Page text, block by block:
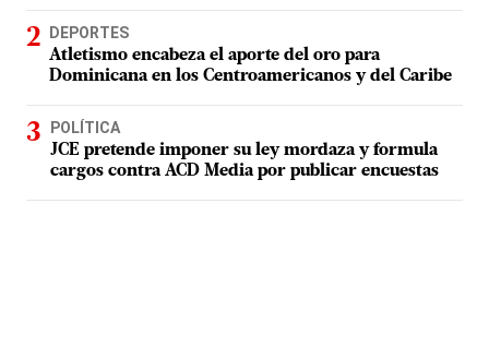
DEPORTES
Atletismo encabeza el aporte del oro para
Dominicana en los Centroamericanos y del Caribe
POLÍTICA
JCE pretende imponer su ley mordaza y formula
cargos contra ACD Media por publicar encuestas